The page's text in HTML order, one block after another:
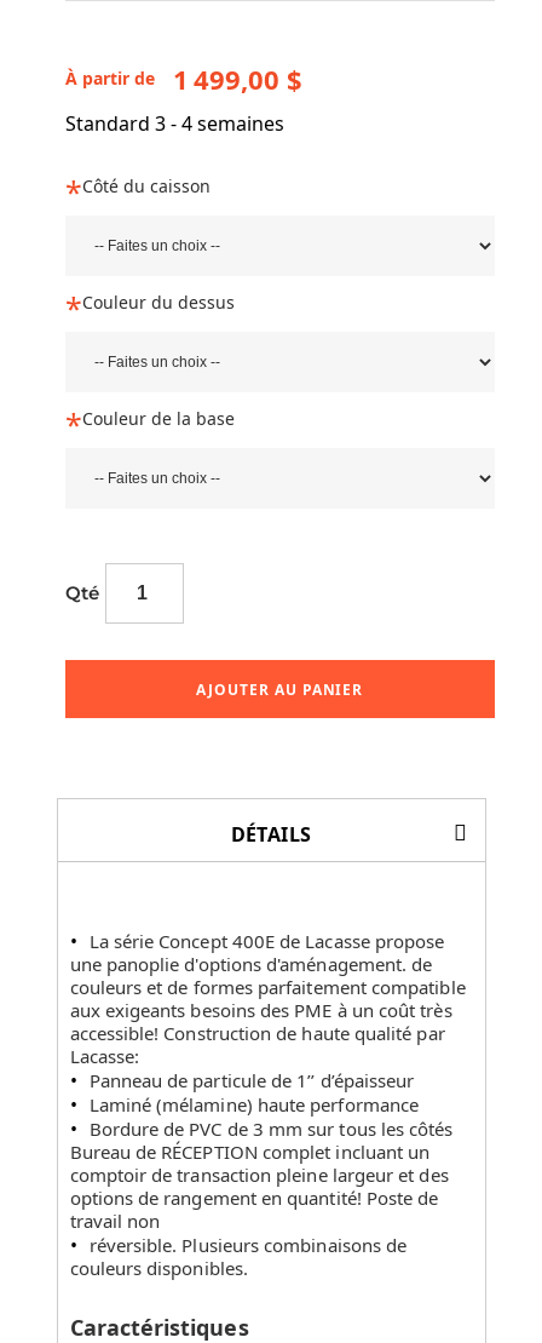
À partir de 1 499,00 $
Standard 3 - 4 semaines
Côté du caisson
Couleur du dessus
Couleur de la base
Qté
AJOUTER AU PANIER
DÉTAILS
La série Concept 400E de Lacasse propose
une panoplie d'options d'aménagement. de
couleurs et de formes parfaitement compatible
aux exigeants besoins des PME à un coût très
accessible! Construction de haute qualité par
Lacasse:
Panneau de particule de 1’’ d’épaisseur
Laminé (mélamine) haute performance
Bordure de PVC de 3 mm sur tous les côtés
Bureau de RÉCEPTION complet incluant un
comptoir de transaction pleine largeur et des
options de rangement en quantité! Poste de
travail non
réversible. Plusieurs combinaisons de
couleurs disponibles.
Caractéristiques